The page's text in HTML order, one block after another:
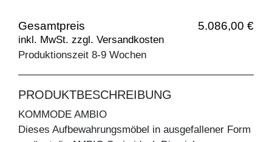
Gesamtpreis 5.086,00 €
inkl. MwSt. zzgl. Versandkosten
Produktionszeit 8-9 Wochen
PRODUKTBESCHREIBUNG
KOMMODE AMBIO
Dieses Aufbewahrungsmöbel in ausgefallener Form